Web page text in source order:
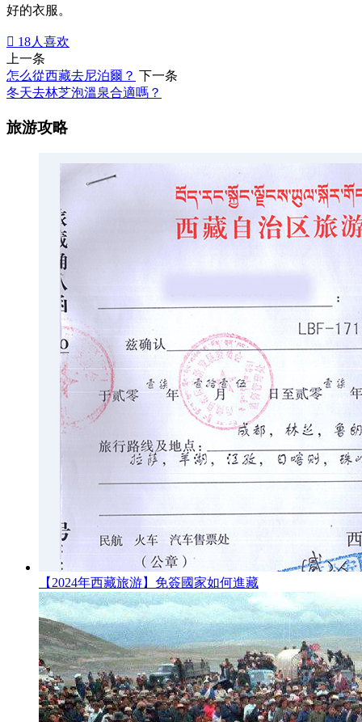
好的衣服。
 18人喜欢
上一条
怎么從西藏去尼泊爾？ 下一条
冬天去林芝泡溫泉合適嗎？
旅游攻略
【2024年西藏旅游】免簽國家如何進藏